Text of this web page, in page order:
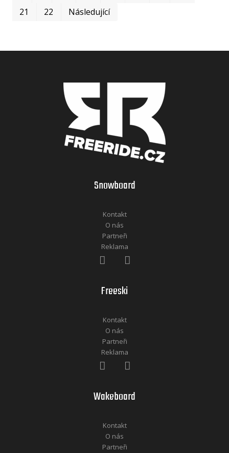
21
22 Následující
Snowboard
Kontakt
O nás
Partneři
Reklama
Freeski
Kontakt
O nás
Partneři
Reklama
Wakeboard
Kontakt
O nás
Partneři